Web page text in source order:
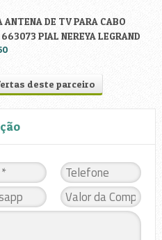
DE TV PARA CABO
PIAL NEREYA LEGRAND
deste parceiro